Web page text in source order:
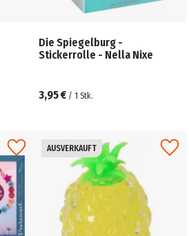
Die Spiegelburg -
Stickerrolle - Nella Nixe
3,95 € / 1 Stk.
AUSVERKAUFT